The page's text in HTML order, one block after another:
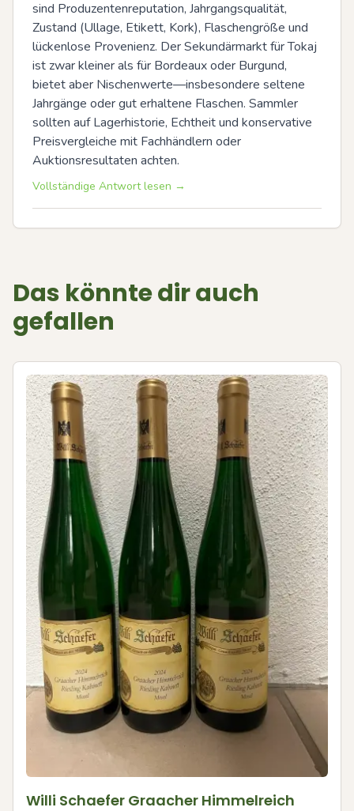
sind Produzentenreputation, Jahrgangsqualität,
Zustand (Ullage, Etikett, Kork), Flaschengröße und
lückenlose Provenienz. Der Sekundärmarkt für Tokaj
ist zwar kleiner als für Bordeaux oder Burgund,
bietet aber Nischenwerte—insbesondere seltene
Jahrgänge oder gut erhaltene Flaschen. Sammler
sollten auf Lagerhistorie, Echtheit und konservative
Preisvergleiche mit Fachhändlern oder
Auktionsresultaten achten.
Vollständige Antwort lesen →
Das könnte dir auch
gefallen
Willi Schaefer Graacher Himmelreich